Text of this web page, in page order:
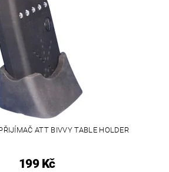
ATT BIVVY TABLE HOLDER
199 Kč